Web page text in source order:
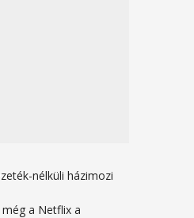
nélküli házimozi
a Netflix a